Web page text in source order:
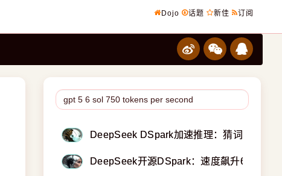
Dojo 话题 新佳 订阅
DeepSeek DSpark加速推理：猜词游戏中
DeepSeek开源DSpark：速度飙升6倍质量